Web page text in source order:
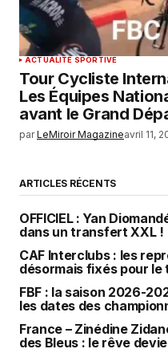
ACTUALITÉ SPORTIVE
Tour Cycliste
Les Équipes
avant le Grand
par LeMiroir Magazineavril 11,
ARTICLES RÉCENTS
OFFICIEL : Yan
dans un transfert XXL !
CAF Interclubs : les
désormais fixés pour le
FBF : la saison 2026-
les dates des
France – Zinédine
des Bleus : le rêve